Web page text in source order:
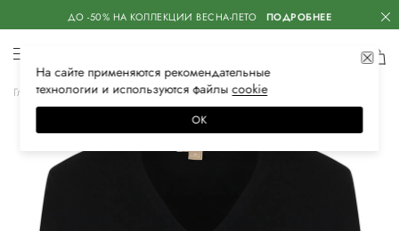
ДО -50% НА КОЛЛЕКЦИИ ВЕСНА-ЛЕТО ПОДРОБНЕЕ
Главная Женская Одежда Трикотаж Свитеры
На сайте применяются рекомендательные
технологии и используются файлысооkiе
ОК